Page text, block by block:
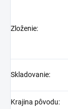
Zloženie:
Skladovanie:
Krajina pôvodu: